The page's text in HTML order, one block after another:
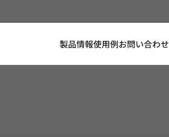
製品情報使用例お問い合わせ